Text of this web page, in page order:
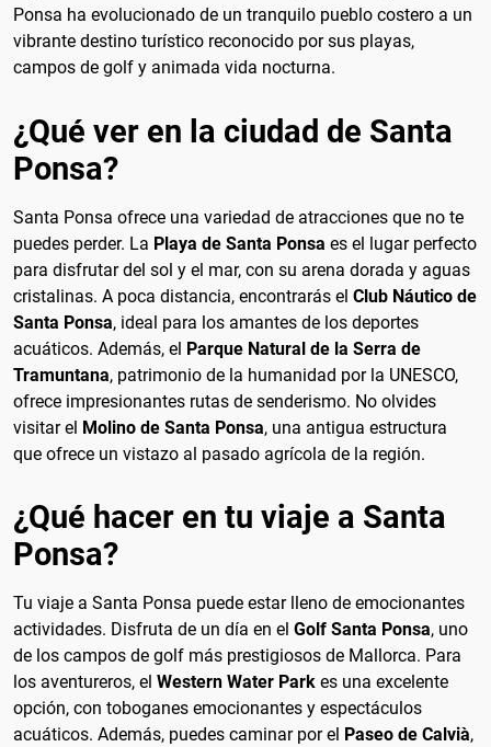
Ponsa ha evolucionado de un tranquilo pueblo costero a un
vibrante destino turístico reconocido por sus playas,
campos de golf y animada vida nocturna.
¿Qué ver en la ciudad de Santa
Ponsa?
Santa Ponsa ofrece una variedad de atracciones que no te
puedes perder. La Playa de Santa Ponsa es el lugar perfecto
para disfrutar del sol y el mar, con su arena dorada y aguas
cristalinas. A poca distancia, encontrarás el Club Náutico de
Santa Ponsa, ideal para los amantes de los deportes
acuáticos. Además, el Parque Natural de la Serra de
Tramuntana, patrimonio de la humanidad por la UNESCO,
ofrece impresionantes rutas de senderismo. No olvides
visitar el Molino de Santa Ponsa, una antigua estructura
que ofrece un vistazo al pasado agrícola de la región.
¿Qué hacer en tu viaje a Santa
Ponsa?
Tu viaje a Santa Ponsa puede estar lleno de emocionantes
actividades. Disfruta de un día en el Golf Santa Ponsa, uno
de los campos de golf más prestigiosos de Mallorca. Para
los aventureros, el Western Water Park es una excelente
opción, con toboganes emocionantes y espectáculos
acuáticos. Además, puedes caminar por el Paseo de Calvià,